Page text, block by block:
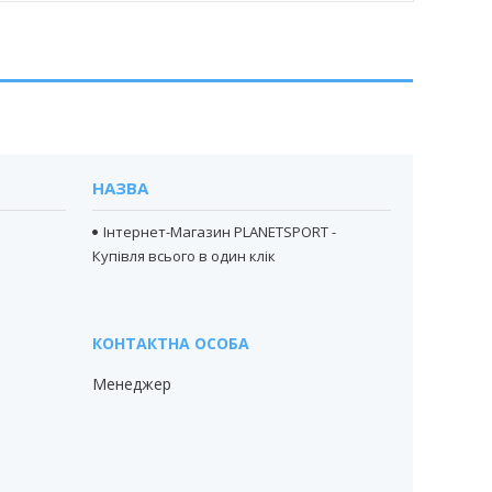
НАЗВА
Інтернет-Магазин PLANETSPORT -
Купівля всього в один клік
Менеджер